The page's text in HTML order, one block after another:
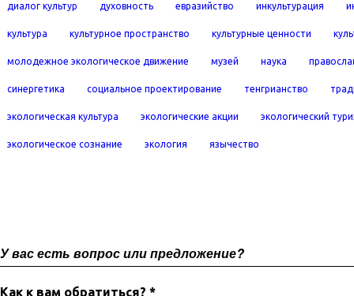
диалог культур духовность евразийство инкультурация
культура культурное пространство культурные ценности
молодежное экологическое движение музей наука
синергетика социальное проектирование тенгрианство
экологическая культура экологические акции экологический
экологическое сознание экология язычество
У вас есть вопрос или предложение?
Как к вам обратиться? *